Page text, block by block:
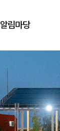
알림마당